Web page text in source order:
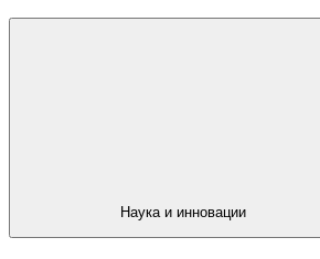
Наука и инновации